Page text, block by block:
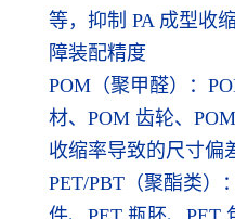
等，抑制 PA 成型收
障装配精度
POM（聚甲醛）：
材、POM 齿轮、
收缩率导致的尺寸偏
PET/PBT（聚酯类）